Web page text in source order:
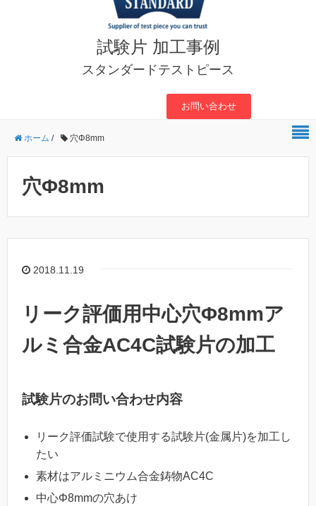
試験片 加工事例
スタンダードテストピース
お問い合わせ
ホーム / 穴Φ8mm
穴Φ8mm
2018.11.19
リーク評価用中心穴Φ8mmア
ルミ合金AC4C試験片の加工
試験片のお問い合わせ内容
リーク評価試験で使用する試験片(金属片)を加工し
たい
素材はアルミニウム合金鋳物AC4C
中心Φ8mmの穴あけ